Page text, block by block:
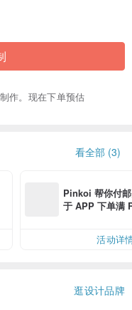
作。现在下单预估
看全部 (3)
Pinkoi 帮你付
于 APP 下单满
活动详
逛设计品牌